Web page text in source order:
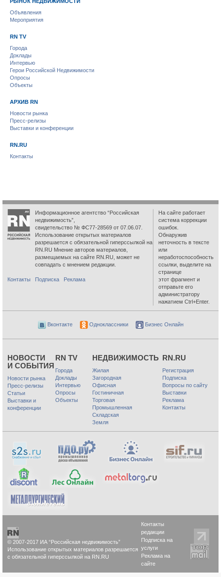
Объявления
Мероприятия
RN TV
Города
Доклады
Интервью
Герои Российской Недвижимости
Опросы
Объекты
АРХИВ RN
Новости рынка
Пресс-релизы
Выставки и конференции
RN.RU
Контакты
Информационное агентство “Российская
недвижимость”,
свидетельство № ФС77-28569 от 07.06.07.
Использование открытых материалов
разрешается с обязательной гиперссылкой на
RN.RU Мнение авторов материалов,
размещаемых на сайте RN.RU, может не
совпадать с мнением редакции.
Контакты Подписка Реклама
На сайте работает
система коррекции
ошибок.
Обнаружив
неточность в тексте
или
неработоспособность
ссылки, выделите на
странице
этот фрагмент и
отправьте его
администратору
нажатием Ctrl+Enter.
Вконтакте Одноклассники Бизнес Онлайн
НОВОСТИ
И СОБЫТИЯ
Новости рынка
Пресс-релизы
Статьи
Выставки и
конференции
RN TV
Города
Доклады
Интервью
Опросы
Объекты
НЕДВИЖИМОСТЬ
Жилая
Загородная
Офисная
Гостиничная
Торговая
Промышленная
Складская
Земля
RN.RU
Регистрация
Подписка
Вопросы по сайту
Выставки
Реклама
Контакты
© 2007-2017 ИА “Российская недвижимость”
Использование открытых материалов разрешается
с обязательной гиперссылкой на RN.RU
Контакты
редакции
Подписка на
услуги
Реклама на
сайте